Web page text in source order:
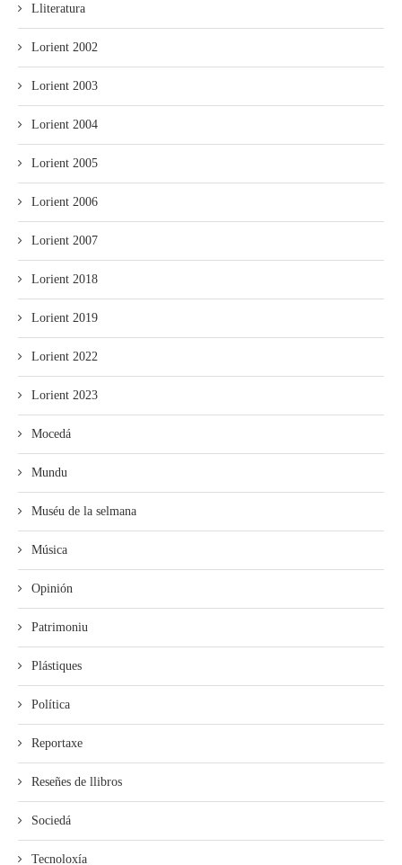
Lliteratura
Lorient 2002
Lorient 2003
Lorient 2004
Lorient 2005
Lorient 2006
Lorient 2007
Lorient 2018
Lorient 2019
Lorient 2022
Lorient 2023
Mocedá
Mundu
Muséu de la selmana
Música
Opinión
Patrimoniu
Plástiques
Política
Reportaxe
Reseñes de llibros
Sociedá
Tecnoloxía